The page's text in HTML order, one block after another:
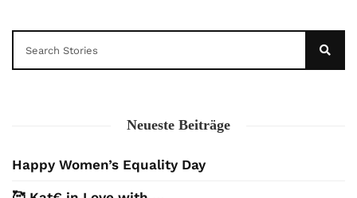
Neueste Beiträge
Happy Women’s Equality Day